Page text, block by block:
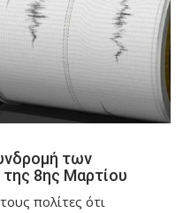
των
8ης Μαρτίου
πολίτες ότι